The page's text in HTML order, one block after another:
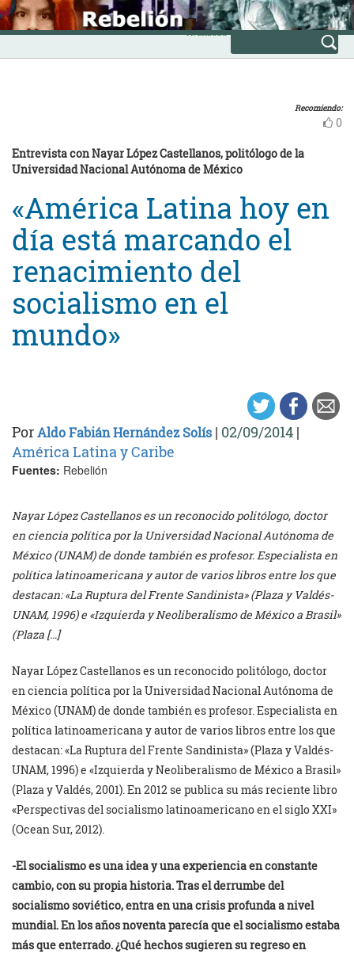
Skip
to
content
INICIO
Avanzada
Recomiendo:
0
Entrevista con Nayar López Castellanos, politólogo de la
Universidad Nacional Autónoma de México
«América Latina hoy en
día está marcando el
renacimiento del
socialismo en el
mundo»
PorAldo Fabián Hernández Solís | 02/09/2014 |
América Latina y Caribe
Fuentes: Rebelión
Nayar López Castellanos es un reconocido politólogo, doctor
en ciencia política por la Universidad Nacional Autónoma de
México (UNAM) de donde también es profesor. Especialista en
política latinoamericana y autor de varios libros entre los que
destacan: «La Ruptura del Frente Sandinista» (Plaza y Valdés-
UNAM, 1996) e «Izquierda y Neoliberalismo de México a Brasil»
(Plaza […]
Nayar López Castellanos es un reconocido politólogo, doctor
en ciencia política por la Universidad Nacional Autónoma de
México (UNAM) de donde también es profesor. Especialista en
política latinoamericana y autor de varios libros entre los que
destacan: «La Ruptura del Frente Sandinista» (Plaza y Valdés-
UNAM, 1996) e «Izquierda y Neoliberalismo de México a Brasil»
(Plaza y Valdés, 2001). En 2012 se publica su más reciente libro
«Perspectivas del socialismo latinoamericano en el siglo XXI»
(Ocean Sur, 2012).
-El socialismo es una idea y una experiencia en constante
cambio, con su propia historia. Tras el derrumbe del
socialismo soviético, entra en una crisis profunda a nivel
mundial. En los años noventa parecía que el socialismo estaba
más que enterrado. ¿Qué hechos sugieren su regreso en